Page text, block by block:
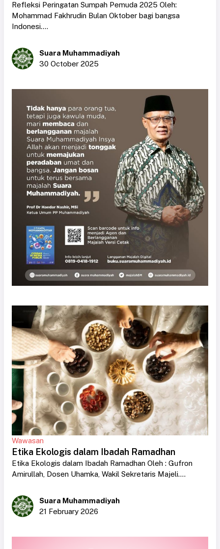
Refleksi Peringatan Sumpah Pemuda 2025 Oleh:
Mohammad Fakhrudin Bulan Oktober bagi bangsa
Indonesi....
Suara Muhammadiyah
30 October 2025
Wawasan
Etika Ekologis dalam Ibadah Ramadhan
Etika Ekologis dalam Ibadah Ramadhan Oleh : Gufron
Amirullah, Dosen Uhamka, Wakil Sekretaris Majeli....
Suara Muhammadiyah
21 February 2026